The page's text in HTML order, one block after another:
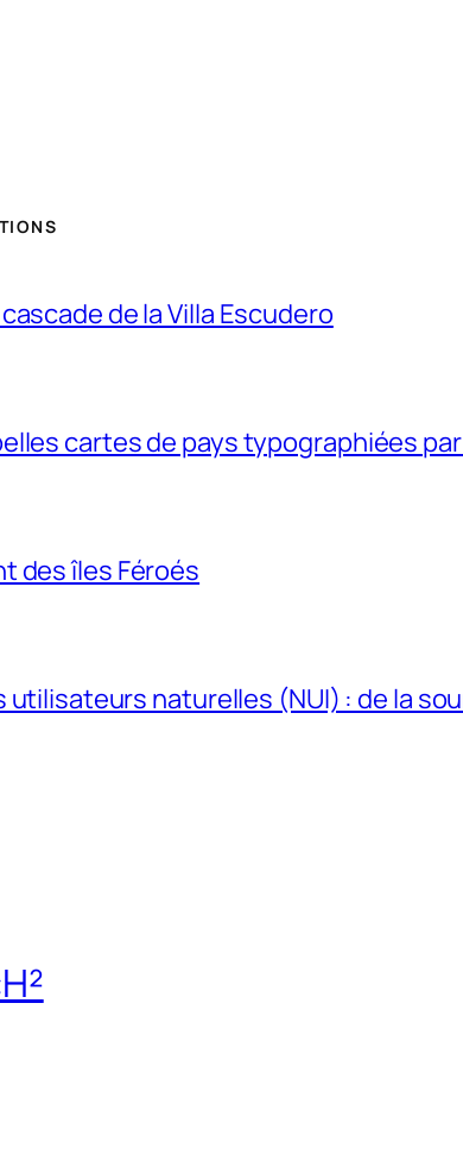
de la Villa Escudero
cartes de pays typographiées
des îles Féroés
naturelles (NUI) : de la